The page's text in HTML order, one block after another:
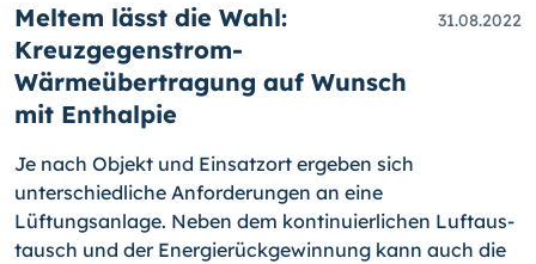
Meltem lässt die Wahl:
Kreuzgegenstrom-
Wärmeübertragung auf Wunsch
mit Enthalpie
31.08.2022
Je nach Objekt und Einsatzort ergeben sich
unterschiedliche Anfor­de­run­gen an eine
Lüftungsanlage. Neben dem kontinuierlichen Luft­aus­
tausch und der Energierückgewinnung kann auch die